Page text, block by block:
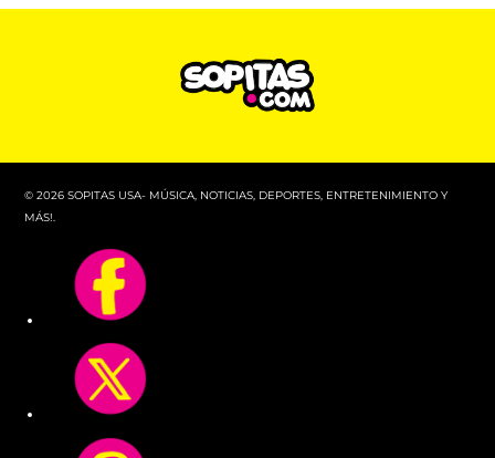
© 2026 SOPITAS USA- MÚSICA, NOTICIAS, DEPORTES, ENTRETENIMIENTO Y
MÁS!.